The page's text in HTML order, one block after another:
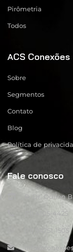
Pirômetria
Todos
ACS Conexões
Sobre
Segmentos
Contato
Blog
Política de
Fale conosco
R: Dr. Odilon
(11) 4105-4425
(11) 94751-1505